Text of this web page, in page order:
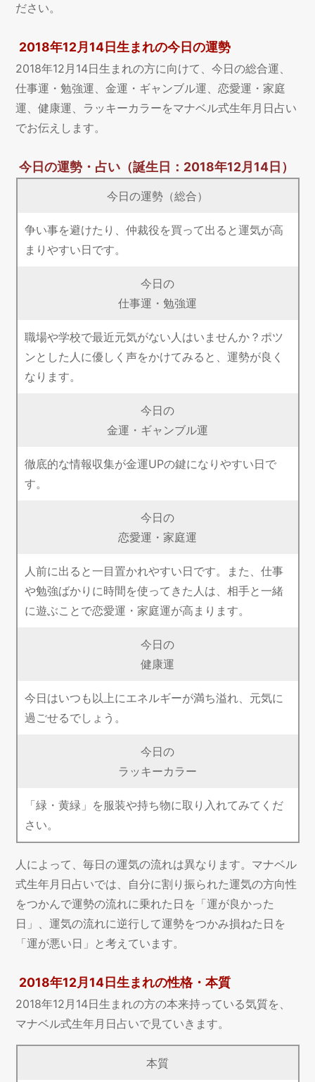
ださい。
2018年12月14日生まれの今日の運勢
2018年12月14日生まれの方に向けて、今日の総合運、
仕事運・勉強運、金運・ギャンブル運、恋愛運・家庭
運、健康運、ラッキーカラーをマナベル式生年月日占い
でお伝えします。
今日の運勢・占い（誕生日：2018年12月14日）
今日の運勢（総合）
争い事を避けたり、仲裁役を買って出ると運気が高
まりやすい日です。
今日の
仕事運・勉強運
職場や学校で最近元気がない人はいませんか？ポツ
ンとした人に優しく声をかけてみると、運勢が良く
なります。
今日の
金運・ギャンブル運
徹底的な情報収集が金運UPの鍵になりやすい日で
す。
今日の
恋愛運・家庭運
人前に出ると一目置かれやすい日です。また、仕事
や勉強ばかりに時間を使ってきた人は、相手と一緒
に遊ぶことで恋愛運・家庭運が高まります。
今日の
健康運
今日はいつも以上にエネルギーが満ち溢れ、元気に
過ごせるでしょう。
今日の
ラッキーカラー
「緑・黄緑」を服装や持ち物に取り入れてみてくだ
さい。
人によって、毎日の運気の流れは異なります。マナベル
式生年月日占いでは、自分に割り振られた運気の方向性
をつかんで運勢の流れに乗れた日を「運が良かった
日」、運気の流れに逆行して運勢をつかみ損ねた日を
「運が悪い日」と考えています。
2018年12月14日生まれの性格・本質
2018年12月14日生まれの方の本来持っている気質を、
マナベル式生年月日占いで見ていきます。
本質